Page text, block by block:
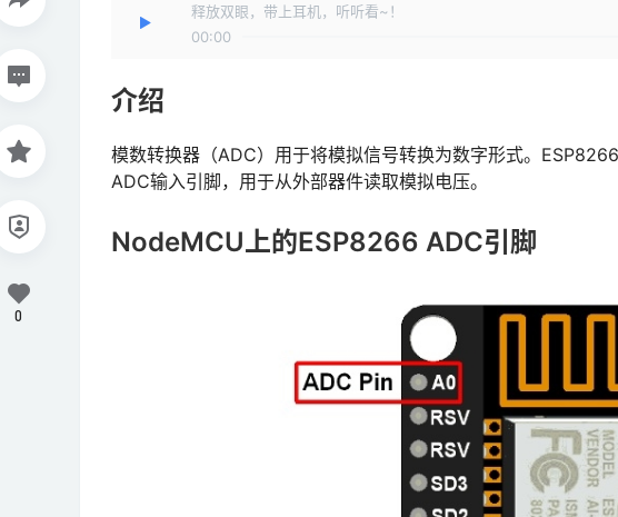
释放双眼，带上耳机，听听看~！
00:00
介绍
模数转换器（ADC）用于将模拟信号转换为数字形式。
ADC输入引脚，用于从外部器件读取模拟电压。
NodeMCU上的ESP8266 ADC引脚
0